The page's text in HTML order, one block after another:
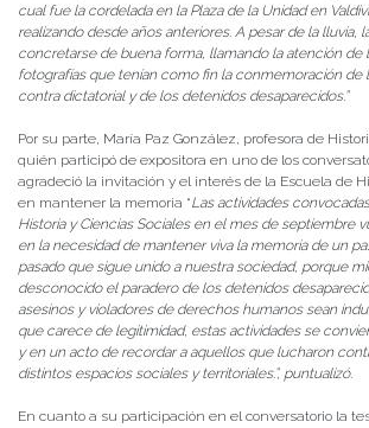
cual fue la cordelada en la Plaza de la Unidad en
realizando desde años anteriores. A pesar de la lluvia,
concretarse de buena forma, llamando la atención de
fotografías que tenían como fin la conmemoración de
contra dictatorial y de los detenidos desaparecidos.”
Por su parte, María Paz González, profesora de
quién participó de expositora en uno de los
agradeció la invitación y el interés de la Escuela de
en mantener la memoria “Las actividades
Historia y Ciencias Sociales en el mes de septiembre
en la necesidad de mantener viva la memoria de un
pasado que sigue unido a nuestra sociedad, porque
desconocido el paradero de los detenidos
asesinos y violadores de derechos humanos sean
que carece de legitimidad, estas actividades se
y en un acto de recordar a aquellos que lucharon
distintos espacios sociales y territoriales.”, puntualizó.
En cuanto a su participación en el conversatorio la